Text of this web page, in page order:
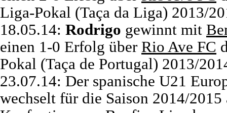
Liga-Pokal (Taça da Liga) 2013/
18.05.14: Rodrigo gewinnt mit
einen 1-0 Erfolg über Rio Ave FC
Pokal (Taça de Portugal) 2013/
23.07.14: Der spanische U21
wechselt für die Saison 2014/